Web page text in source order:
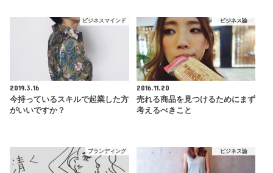
ビジネスマインド
2019.3.16
今持っているスキルで起業した方
がいいですか？
ビジネス論
2016.11.20
売れる商品を見つけるためにまず
考えるべきこと
ブランディング ビジネス論